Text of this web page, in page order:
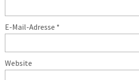
E-Mail-Adresse *
Website